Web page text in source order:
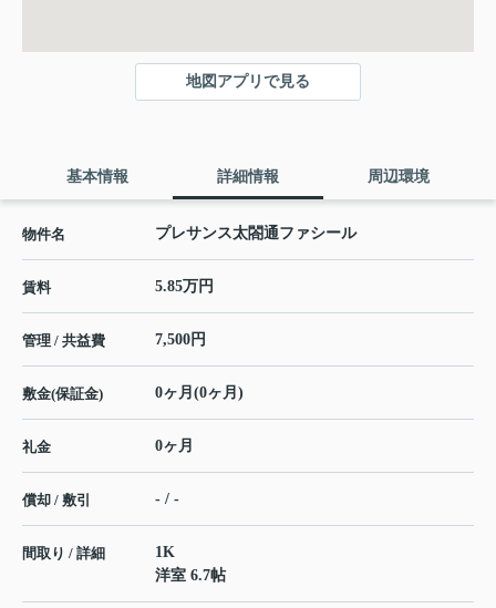
地図アプリで見る
基本情報 詳細情報 周辺環境
物件名 プレサンス太閤通ファシール
賃料 5.85万円
管理 / 共益費 7,500円
敷金(保証金) 0ヶ月(0ヶ月)
礼金 0ヶ月
償却 / 敷引 - / -
間取り / 詳細
1K
洋室 6.7帖